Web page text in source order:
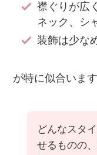
襟ぐりが広
ネック、シ
装飾は少な
が特に似合います
どんなスタ
せるものの